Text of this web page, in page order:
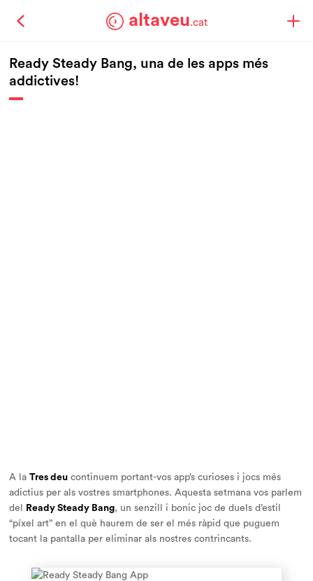
altaveu.cat
Ready Steady Bang, una de les apps més
addictives!
A la Tres deu continuem portant-vos app’s curioses i jocs més
adictius per als vostres smartphones. Aquesta setmana vos parlem
del
Ready Steady Bang, un senzill i bonic joc de duels d’estil
“píxel art” en el què haurem de ser el més ràpid que puguem
tocant la pantalla per eliminar als nostres contrincants.